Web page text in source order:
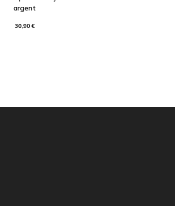
argent
30,90 €